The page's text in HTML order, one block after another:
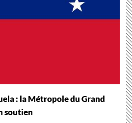
: la Métropole du Grand
soutien